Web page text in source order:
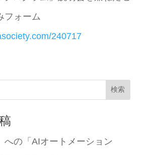
フォーム
240717
検索
への「AIオートメーション